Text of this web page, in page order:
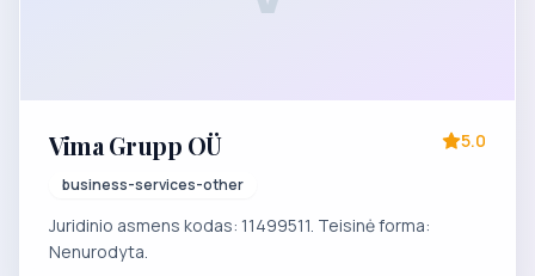
Vima Grupp OÜ
business-services-other
5.0
Juridinio asmens kodas: 11499511. Teisinė forma:
Nenurodyta.